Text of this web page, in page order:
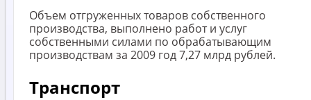
Объем отгруженных товаров собственного
производства, выполнено работ и услуг
собственными силами по обрабатывающим
производствам за 2009 год 7,27 млрд рублей.
Транспорт